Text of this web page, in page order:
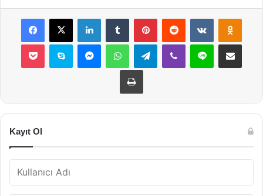
Facebook
X LinkedInTumblr PinterestReddit VKontakte
Pocket Skype MessengerWhatsAppTelegramViber Line E-Posta ile
Yazdır
Kayıt Ol